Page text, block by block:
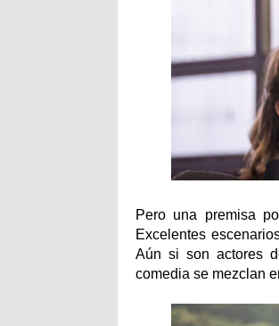
Pero una premisa
Excelentes
Aún si son actores
comedia se mezclan